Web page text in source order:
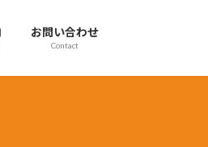
お問い合わせ
Contact